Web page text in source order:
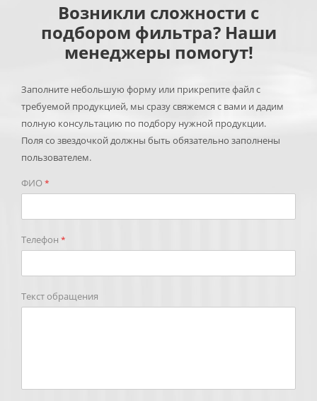
Возникли сложности с
подбором фильтра? Наши
менеджеры помогут!
Заполните небольшую форму или прикрепите файл с
требуемой продукцией, мы сразу свяжемся с вами и дадим
полную консультацию по подбору нужной продукции.
Поля со звездочкой должны быть обязательно заполнены
пользователем.
ФИО*
Телефон *
Текст обращения